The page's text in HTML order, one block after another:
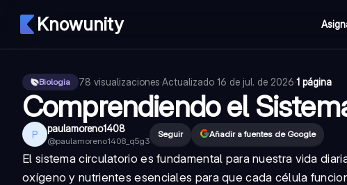
Knowunity
Biologia 78 visualizaciones·Actualizado 16 de jul. de 2026·1 página
Comprendiendo el
P paulamoreno1408
@paulamoreno1408_q5g3
Seguir Añadir a fuentes de Google
El sistema circulatorio es fundamental para nuestra vida
oxígeno y nutrientes esenciales para que cada célula